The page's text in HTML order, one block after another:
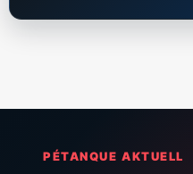
PÉTANQUE AKTUELL